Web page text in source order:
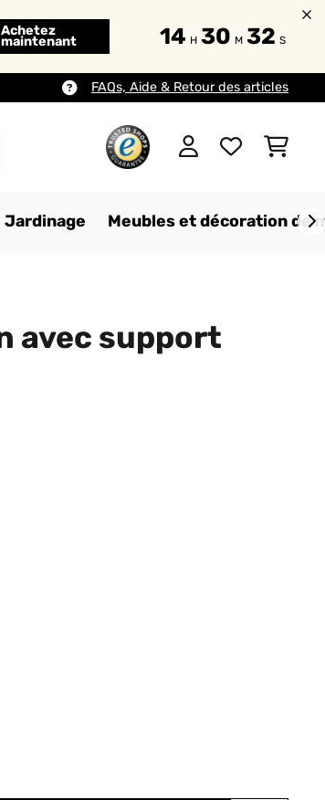
Achetez
maintenant 14 H 30 M 31 S
FAQs, Aide & Retour des articles
Jardinage Meubles et décoration de
avec support